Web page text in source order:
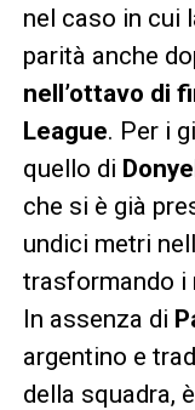
nel caso in cui
parità anche
nell’ottavo di
League. Per i
quello di
che si è già
undici metri
trasformando i
In assenza di
argentino e
della squadra,